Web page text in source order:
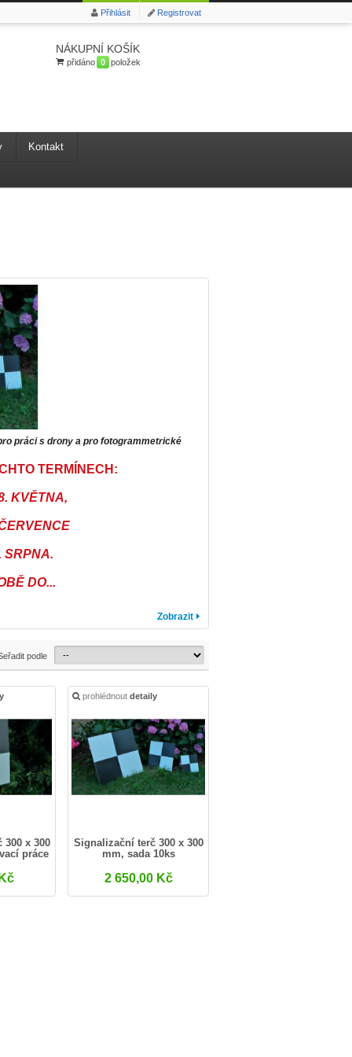
Registrovat
Přihlásit
NÁKUPNÍ KOŠÍK
přidáno 0 položek
Kontakt
práci s drony a pro fotogrammetrické
TERMÍNECH:
KVĚTNA,
SRPNA.
DO...
Zobrazit
podle
x 300
práce
prohlédnoutdetaily
Signalizační terč 300 x 300
mm, sada 10ks
2 650,00 Kč